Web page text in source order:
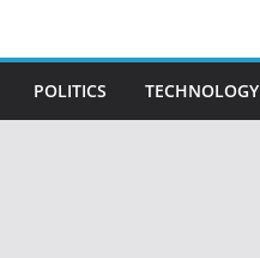
POLITICS TECHNOLOGY